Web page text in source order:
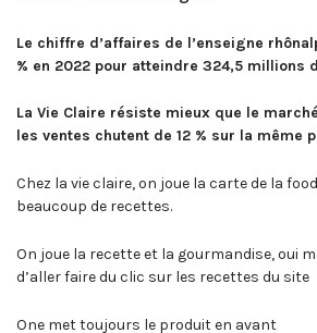
Le chiffre d’affaires de l’enseigne
% en 2022 pour atteindre 324,5 millions
La Vie Claire résiste mieux que le
les ventes chutent de 12 % sur la même
Chez la vie claire, on joue la carte de la
beaucoup de recettes.
On joue la recette et la gourmandise, oui
d’aller faire du clic sur les recettes du site
One met toujours le produit en avant